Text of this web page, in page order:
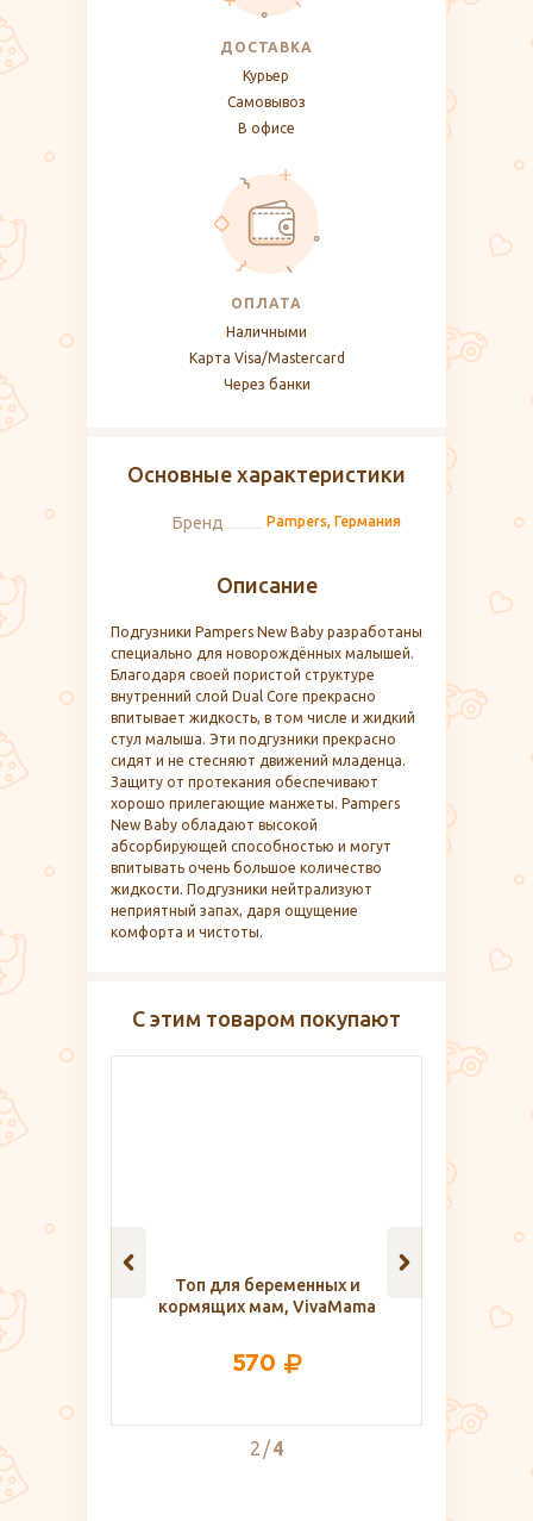
ДОСТАВКА
Курьер
Самовывоз
В офисе
ОПЛАТА
Наличными
Карта Visa/Mastercard
Через банки
Описание
Подгузники Pampers New Baby разработаны
специально для новорождённых малышей.
Благодаря своей пористой структуре
внутренний слой Dual Core прекрасно
впитывает жидкость, в том числе и жидкий
стул малыша. Эти подгузники прекрасно
сидят и не стесняют движений младенца.
Защиту от протекания обеспечивают
хорошо прилегающие манжеты. Pampers
New Baby обладают высокой
абсорбирующей способностью и могут
впитывать очень большое количество
жидкости. Подгузники нейтрализуют
неприятный запах, даря ощущение
комфорта и чистоты.
Основные характеристики
Бренд Pampers, Германия
С этим товаром покупают
Топ для беременных и
кормящих мам, VivaMama
570
2 4